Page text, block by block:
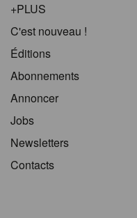
+PLUS
C'est nouveau !
Éditions
Abonnements
Annoncer
Jobs
Newsletters
Contacts